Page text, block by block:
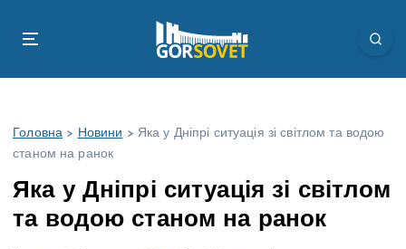
Головна > Новини > Яка у Дніпрі ситуація зі світлом та водою
станом на ранок
Яка у Дніпрі ситуація зі світлом
та водою станом на ранок